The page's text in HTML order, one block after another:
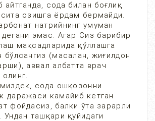
айтганда, сода билан боғлиқ
озишга ёрдам бермайди.
натрийнинг умуман
эмас. Агар Сиз барибир
мақсадларида қўллашга
бўлсангиз (масалан, жиғилдон
аввал албатта врач
сода ошқозонни
даражаси камайиб кетган
фойдасиз, балки ўта зарарли
Ундан ташқари қуйидаги